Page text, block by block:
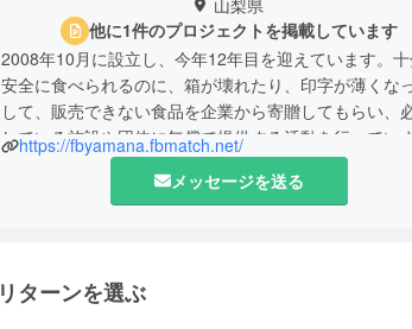
他に1件のプロジェクトを掲載しています
2008年10月に設立し、今年12年目を迎えています。十
安全に食べられるのに、箱が壊れたり、印字が薄くな
して、販売できない食品を企業から寄贈してもらい、
している施設や団体に無償で提供する活動を行っていま
設立当初は食品ロス削減が目的でしたが、活動を進める
で、明日の食べ物にも事欠く子どもの貧困を知り、現在
https://fbyamana.fbmatch.net/
メッセージを送る
リターンを選ぶ